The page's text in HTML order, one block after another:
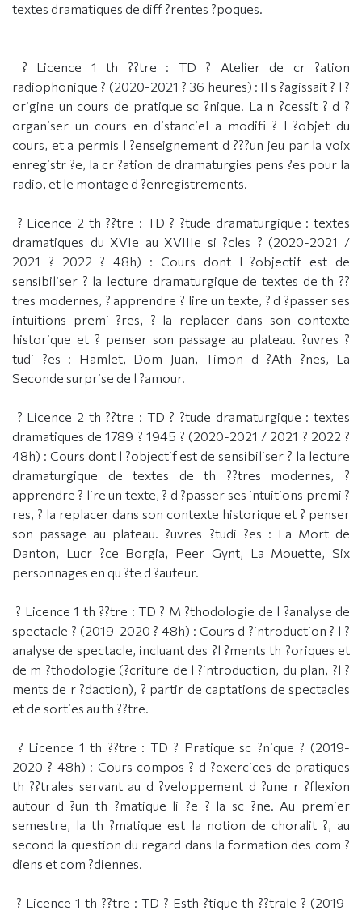
textes dramatiques de diff ?rentes ?poques.
? Licence 1 th ??tre : TD ? Atelier de cr ?ation
radiophonique ? (2020-2021 ? 36 heures) : Il s ?agissait ? l ?
origine un cours de pratique sc ?nique. La n ?cessit ? d ?
organiser un cours en distanciel a modifi ? l ?objet du
cours, et a permis l ?enseignement d ???un jeu par la voix
enregistr ?e, la cr ?ation de dramaturgies pens ?es pour la
radio, et le montage d ?enregistrements.
? Licence 2 th ??tre : TD ? ?tude dramaturgique : textes
dramatiques du XVIe au XVIIIe si ?cles ? (2020-2021 /
2021 ? 2022 ? 48h) : Cours dont l ?objectif est de
sensibiliser ? la lecture dramaturgique de textes de th ??
tres modernes, ? apprendre ? lire un texte, ? d ?passer ses
intuitions premi ?res, ? la replacer dans son contexte
historique et ? penser son passage au plateau. ?uvres ?
tudi ?es : Hamlet, Dom Juan, Timon d ?Ath ?nes, La
Seconde surprise de l ?amour.
? Licence 2 th ??tre : TD ? ?tude dramaturgique : textes
dramatiques de 1789 ? 1945 ? (2020-2021 / 2021 ? 2022 ?
48h) : Cours dont l ?objectif est de sensibiliser ? la lecture
dramaturgique de textes de th ??tres modernes, ?
apprendre ? lire un texte, ? d ?passer ses intuitions premi ?
res, ? la replacer dans son contexte historique et ? penser
son passage au plateau. ?uvres ?tudi ?es : La Mort de
Danton, Lucr ?ce Borgia, Peer Gynt, La Mouette, Six
personnages en qu ?te d ?auteur.
? Licence 1 th ??tre : TD ? M ?thodologie de l ?analyse de
spectacle ? (2019-2020 ? 48h) : Cours d ?introduction ? l ?
analyse de spectacle, incluant des ?l ?ments th ?oriques et
de m ?thodologie (?criture de l ?introduction, du plan, ?l ?
ments de r ?daction), ? partir de captations de spectacles
et de sorties au th ??tre.
? Licence 1 th ??tre : TD ? Pratique sc ?nique ? (2019-
2020 ? 48h) : Cours compos ? d ?exercices de pratiques
th ??trales servant au d ?veloppement d ?une r ?flexion
autour d ?un th ?matique li ?e ? la sc ?ne. Au premier
semestre, la th ?matique est la notion de choralit ?, au
second la question du regard dans la formation des com ?
diens et com ?diennes.
? Licence 1 th ??tre : TD ? Esth ?tique th ??trale ? (2019-